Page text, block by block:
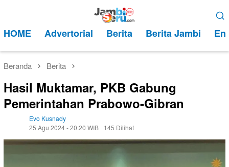
kontenMobile
HOME Advertorial Berita Berita Jambi
Beranda Berita
Hasil Muktamar, PKB Gabung
Pemerintahan Prabowo-Gibran
Evo Kusnady
25 Agu 2024 - 20:20 WIB
145 Dilihat